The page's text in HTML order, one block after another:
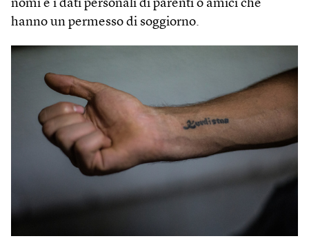
nomi e i dati personali di parenti o amici che
hanno un permesso di soggiorno.